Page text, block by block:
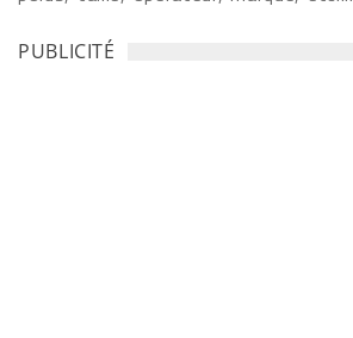
PUBLICITÉ